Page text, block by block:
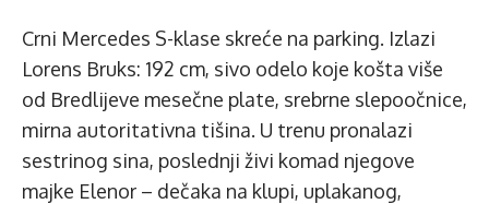
Crni Mercedes S-klase skreće na parking. Izlazi
Lorens Bruks: 192 cm, sivo odelo koje košta više
od Bredlijeve mesečne plate, srebrne slepoočnice,
mirna autoritativna tišina. U trenu pronalazi
sestrinog sina, poslednji živi komad njegove
majke Elenor – dečaka na klupi, uplakanog,